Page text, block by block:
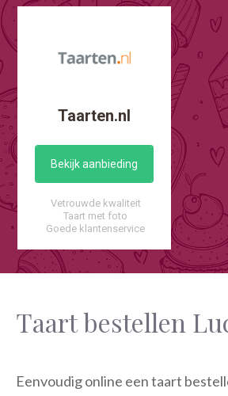
Taarten.nl
Bekijk aanbieding
Vetrouwde kwaliteit
Taart met foto
Goede klantenservice
Taart bestellen
Eenvoudig online een taart